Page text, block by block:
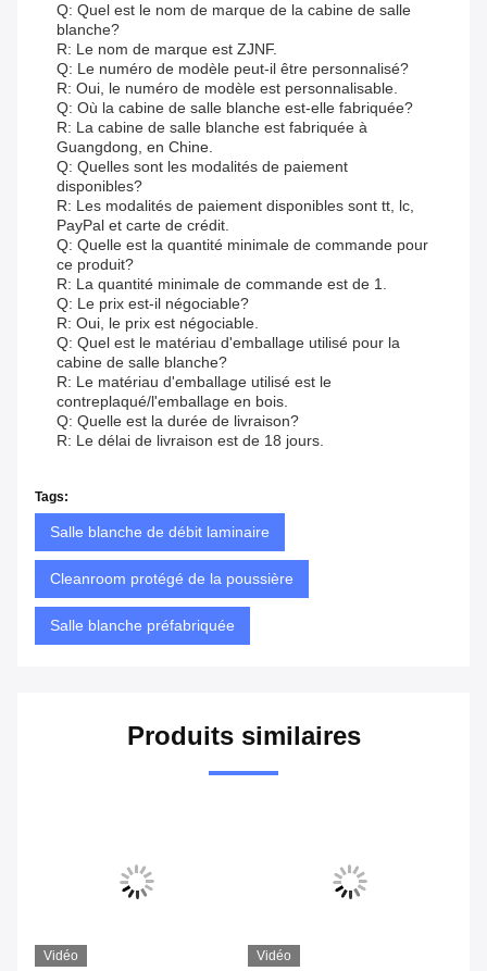
Q: Quel est le nom de marque de la cabine de salle
blanche?
R: Le nom de marque est ZJNF.
Q: Le numéro de modèle peut-il être personnalisé?
R: Oui, le numéro de modèle est personnalisable.
Q: Où la cabine de salle blanche est-elle fabriquée?
R: La cabine de salle blanche est fabriquée à
Guangdong, en Chine.
Q: Quelles sont les modalités de paiement
disponibles?
R: Les modalités de paiement disponibles sont tt, lc,
PayPal et carte de crédit.
Q: Quelle est la quantité minimale de commande pour
ce produit?
R: La quantité minimale de commande est de 1.
Q: Le prix est-il négociable?
R: Oui, le prix est négociable.
Q: Quel est le matériau d'emballage utilisé pour la
cabine de salle blanche?
R: Le matériau d'emballage utilisé est le
contreplaqué/l'emballage en bois.
Q: Quelle est la durée de livraison?
R: Le délai de livraison est de 18 jours.
Tags:
Salle blanche de débit laminaire
Cleanroom protégé de la poussière
Salle blanche préfabriquée
Produits similaires
Vidéo Vidéo